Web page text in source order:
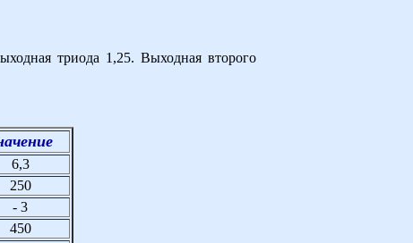
триода 1,25. Выходная второго
6,3
250
- 3
450